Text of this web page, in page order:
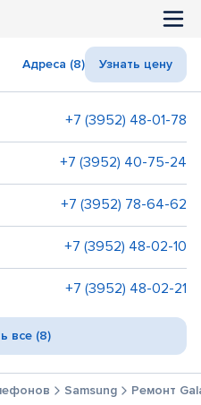
Адреса (8) Узнать цену
+7 (3952) 48-01-78
+7 (3952) 40-75-24
+7 (3952) 78-64-62
+7 (3952) 48-02-10
+7 (3952) 48-02-21
все (8)
Samsung Ремонт